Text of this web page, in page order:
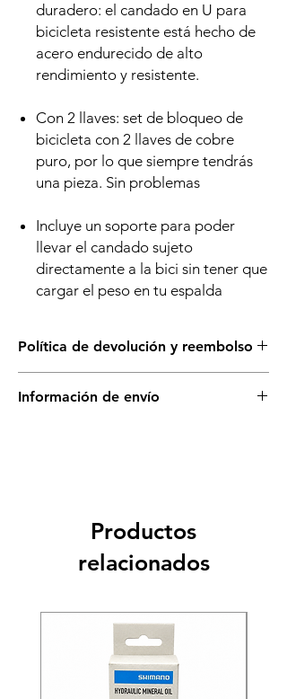
duradero: el candado en U para
bicicleta resistente está hecho de
acero endurecido de alto
rendimiento y resistente.
Con 2 llaves: set de bloqueo de
bicicleta con 2 llaves de cobre
puro, por lo que siempre tendrás
una pieza. Sin problemas
Incluye un soporte para poder
llevar el candado sujeto
directamente a la bici sin tener que
cargar el peso en tu espalda
Política de devolución y reembolso
sellado y en su empaque original. No se
Información de envío
Productos
relacionados